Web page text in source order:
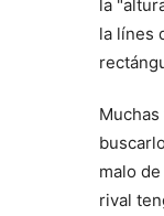
la
la línes
malo
rival